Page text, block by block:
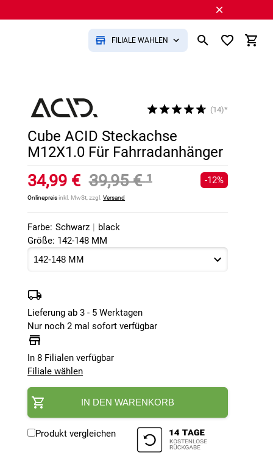
FILIALE WÄHLEN
(14)*
Cube ACID Steckachse
M12X1.0 Für Fahrradanhänger
34,99 € 39,95 €¹
Onlinepreisinkl. MwSt, zzgl.Versand
-12%
Farbe: Schwarz | black
Größe: 142-148 MM
Lieferung ab 3 - 5 Werktagen
Nur noch 2 mal sofort verfügbar
In 8 Filialen verfügbar
Filiale wählen
IN DEN WARENKORB
Produkt vergleichen